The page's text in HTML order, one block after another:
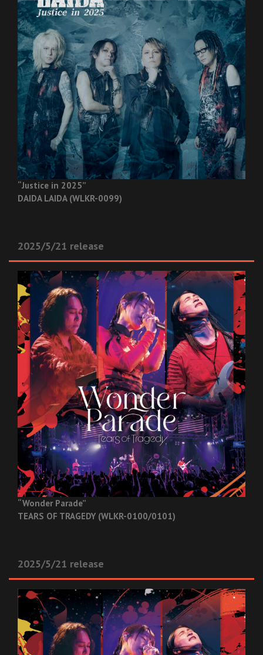
“Justice in 2025”
DAIDA LAIDA (WLKR-0099)
2025/5/21 release
“Wonder Parade”
TEARS OF TRAGEDY (WLKR-0100/0101)
2025/5/21 release